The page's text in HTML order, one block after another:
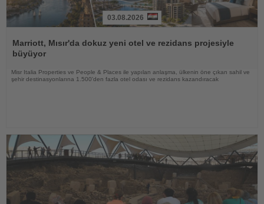
Oku
03.08.2026
Marriott, Mısır'da dokuz yeni otel ve rezidans projesiyle
büyüyor
Misr Italia Properties ve People & Places ile yapılan anlaşma, ülkenin öne çıkan sahil ve
şehir destinasyonlarına 1.500'den fazla otel odası ve rezidans kazandıracak